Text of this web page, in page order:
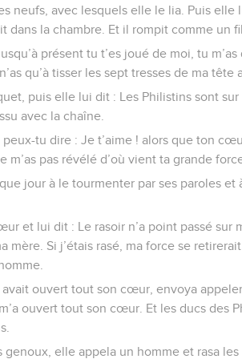
neufs, avec lesquels elle le lia. Puis elle
dans la chambre. Et il rompit comme un
présent tu t’es joué de moi, tu
qu’à tisser les sept tresses de ma tête
puis elle lui dit : Les Philistins sont
avec la chaîne.
tu dire : Je t’aime ! alors que ton
m’as pas révélé d’où vient ta grande
jour à le tourmenter par ses paroles
et lui dit : Le rasoir n’a point passé sur
mère. Si j’étais rasé, ma force se
avait ouvert tout son cœur, envoya
ouvert tout son cœur. Et les ducs des
genoux, elle appela un homme et rasa